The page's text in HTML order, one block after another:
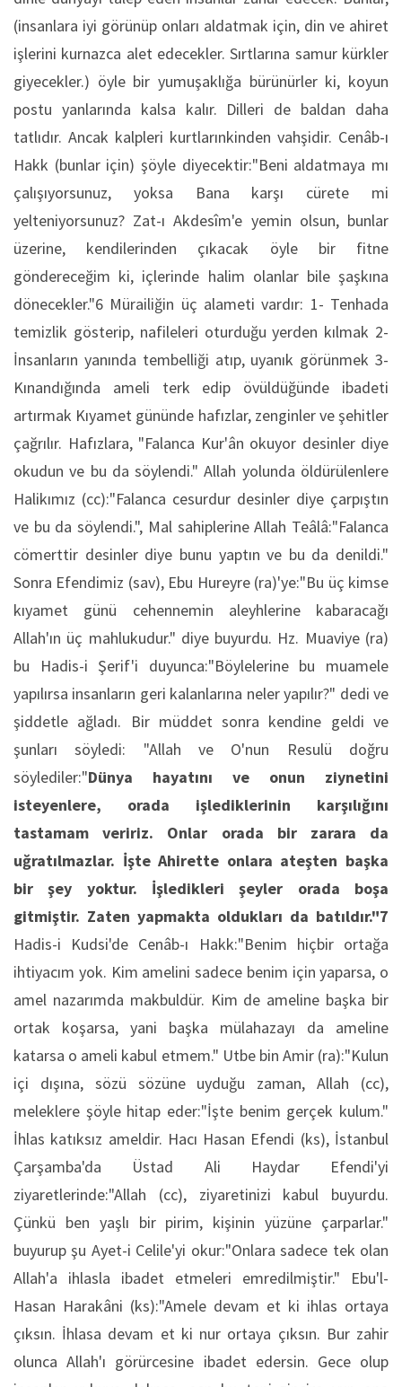
(insanlara iyi görünüp onları aldatmak için, din ve ahiret
işlerini kurnazca alet edecekler. Sırtlarına samur kürkler
giyecekler.) öyle bir yumuşaklığa bürünürler ki, koyun
postu yanlarında kalsa kalır. Dilleri de baldan daha
tatlıdır. Ancak kalpleri kurtlarınkinden vahşidir. Cenâb-ı
Hakk (bunlar için) şöyle diyecektir:"Beni aldatmaya mı
çalışıyorsunuz, yoksa Bana karşı cürete mi
yelteniyorsunuz? Zat-ı Akdesîm'e yemin olsun, bunlar
üzerine, kendilerinden çıkacak öyle bir fitne
göndereceğim ki, içlerinde halim olanlar bile şaşkına
dönecekler."6 Mürailiğin üç alameti vardır: 1- Tenhada
temizlik gösterip, nafileleri oturduğu yerden kılmak 2-
İnsanların yanında tembelliği atıp, uyanık görünmek 3-
Kınandığında ameli terk edip övüldüğünde ibadeti
artırmak Kıyamet gününde hafızlar, zenginler ve şehitler
çağrılır. Hafızlara, "Falanca Kur'ân okuyor desinler diye
okudun ve bu da söylendi." Allah yolunda öldürülenlere
Halikımız (cc):"Falanca cesurdur desinler diye çarpıştın
ve bu da söylendi.", Mal sahiplerine Allah Teâlâ:"Falanca
cömerttir desinler diye bunu yaptın ve bu da denildi."
Sonra Efendimiz (sav), Ebu Hureyre (ra)'ye:"Bu üç kimse
kıyamet günü cehennemin aleyhlerine kabaracağı
Allah'ın üç mahlukudur." diye buyurdu. Hz. Muaviye (ra)
bu Hadis-i Şerif'i duyunca:"Böylelerine bu muamele
yapılırsa insanların geri kalanlarına neler yapılır?" dedi ve
şiddetle ağladı. Bir müddet sonra kendine geldi ve
şunları söyledi: "Allah ve O'nun Resulü doğru
söylediler:"Dünya hayatını ve onun ziynetini
isteyenlere, orada işlediklerinin karşılığını
tastamam veririz. Onlar orada bir zarara da
uğratılmazlar. İşte Ahirette onlara ateşten başka
bir şey yoktur. İşledikleri şeyler orada boşa
gitmiştir. Zaten yapmakta oldukları da batıldır."7
Hadis-i Kudsi'de Cenâb-ı Hakk:"Benim hiçbir ortağa
ihtiyacım yok. Kim amelini sadece benim için yaparsa, o
amel nazarımda makbuldür. Kim de ameline başka bir
ortak koşarsa, yani başka mülahazayı da ameline
katarsa o ameli kabul etmem." Utbe bin Amir (ra):"Kulun
içi dışına, sözü sözüne uyduğu zaman, Allah (cc),
meleklere şöyle hitap eder:"İşte benim gerçek kulum."
İhlas katıksız ameldir. Hacı Hasan Efendi (ks), İstanbul
Çarşamba'da Üstad Ali Haydar Efendi'yi
ziyaretlerinde:"Allah (cc), ziyaretinizi kabul buyurdu.
Çünkü ben yaşlı bir pirim, kişinin yüzüne çarparlar."
buyurup şu Ayet-i Celile'yi okur:"Onlara sadece tek olan
Allah'a ihlasla ibadet etmeleri emredilmiştir." Ebu'l-
Hasan Harakâni (ks):"Amele devam et ki ihlas ortaya
çıksın. İhlasa devam et ki nur ortaya çıksın. Bur zahir
olunca Allah'ı görürcesine ibadet edersin. Gece olup